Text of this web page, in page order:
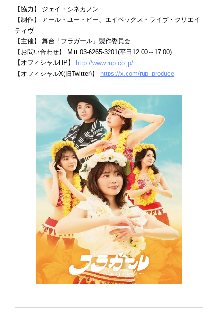
【協力】 ジェイ・シネカノン
【制作】 アール・ユー・ピー、エイベックス・ライヴ・クリエイ
ティヴ
【主催】 舞台「フラガール」製作委員会
【お問い合わせ】 Mitt 03-6265-3201(平日12:00～17:00)
【オフィシャルHP】
http://www.rup.co.jp/
【オフィシャルX(旧Twitter)】
https://x.com/rup_produce